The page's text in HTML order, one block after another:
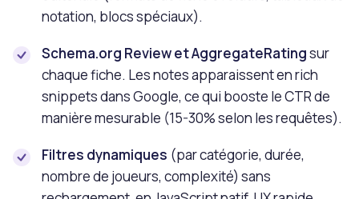
notation, blocs spéciaux).
Schema.org Review et AggregateRatingsur
chaque fiche. Les notes apparaissent en rich
snippets dans Google, ce qui booste le CTR de
manière mesurable (15-30% selon les requêtes).
Filtres dynamiques (par catégorie, durée,
nombre de joueurs, complexité) sans